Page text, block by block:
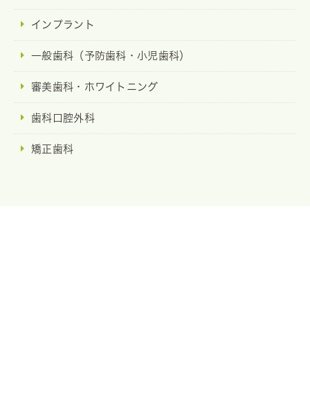
インプラント
一般歯科（予防歯科・小児歯科）
審美歯科・ホワイトニング
歯科口腔外科
矯正歯科